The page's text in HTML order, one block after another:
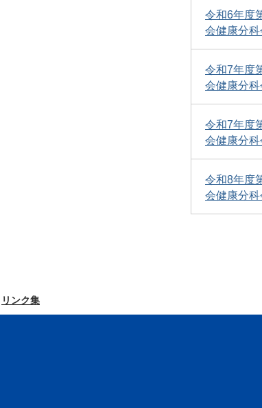
令和6年度
会健康分科
令和7年度
会健康分科
令和7年度
会健康分科
令和8年度
会健康分科
リンク集